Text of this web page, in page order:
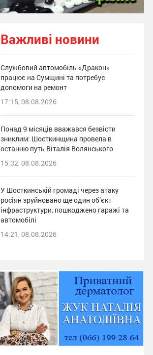
Важливі новини
Службовий автомобіль «Дракон»
працює на Сумщині та потребує
допомоги на ремонт
17:15, 08.08.2026
Понад 9 місяців вважався безвісти
зниклим: Шосткинщина провела в
останню путь Віталія Волянського
15:32, 08.08.2026
У Шосткинській громаді через атаку
росіян зруйновано ще один об’єкт
інфраструктури, пошкоджено гаражі та
автомобілі
14:21, 08.08.2026